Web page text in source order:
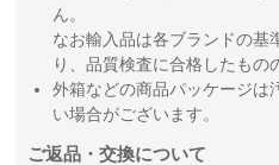
ん。
なお輸入品は各ブランドの基
り、品質検査に合格したもの
外箱などの商品パッケージは
い場合がございます。
ご返品・交換について